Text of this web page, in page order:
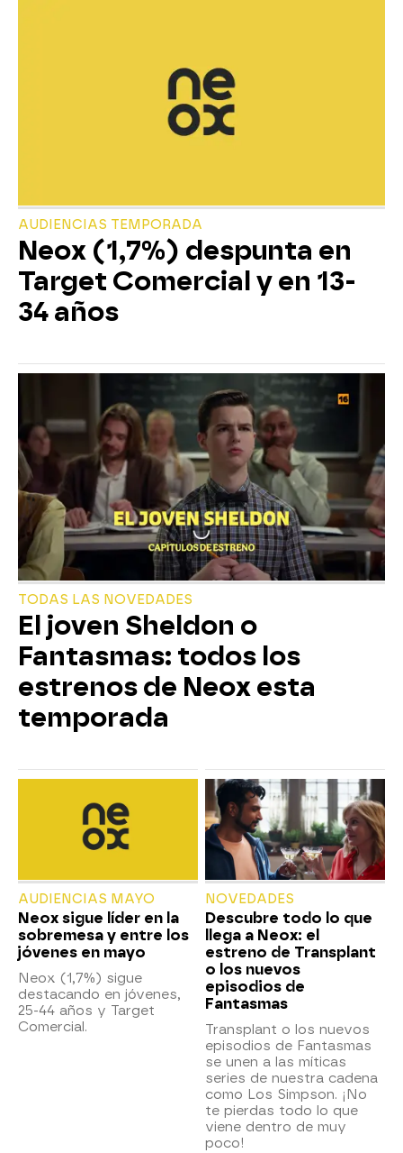
AUDIENCIAS TEMPORADA
Neox (1,7%) despunta en
Target Comercial y en 13-
34 años
TODAS LAS NOVEDADES
El joven Sheldon o
Fantasmas: todos los
estrenos de Neox esta
temporada
AUDIENCIAS MAYO
Neox sigue líder en la
sobremesa y entre los
jóvenes en mayo
Neox (1,7%) sigue
destacando en jóvenes,
25-44 años y Target
Comercial.
NOVEDADES
Descubre todo lo que
llega a Neox: el
estreno de Transplant
o los nuevos
episodios de
Fantasmas
Transplant o los nuevos
episodios de Fantasmas
se unen a las míticas
series de nuestra cadena
como Los Simpson. ¡No
te pierdas todo lo que
viene dentro de muy
poco!